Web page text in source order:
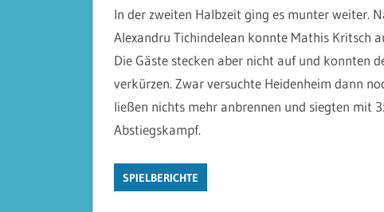
In der zweiten Halbzeit ging es munter weiter.
Alexandru Tichindelean konnte Mathis Kritsch
Die Gäste stecken aber nicht auf und konnten
verkürzen. Zwar versuchte Heidenheim dann
ließen nichts mehr anbrennen und siegten mit
Abstiegskampf.
SPIELBERICHTE